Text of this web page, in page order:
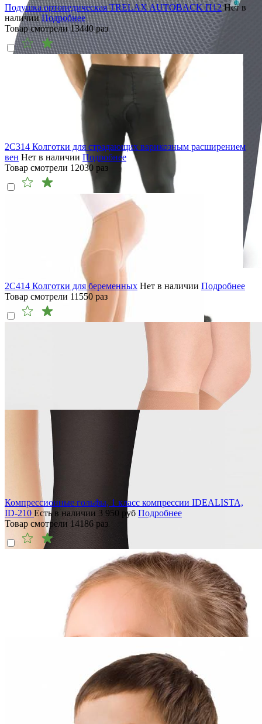
Подушка ортопедическая TRELAX AUTOBACK П12 Нет в
наличии Подробнее
Товар смотрели13440раз
2C314 Колготки для страдающих варикозным расширением
вен Нет в наличии Подробнее
Товар смотрели 12030 раз
2C414 Колготки для беременных Нет в наличии Подробнее
Товар смотрели 11550 раз
Компрессионные гольфы, 1 класс компрессии IDEALISTA,
ID-210 Есть в наличии 3 950 руб Подробнее
Товар смотрели 14186 раз